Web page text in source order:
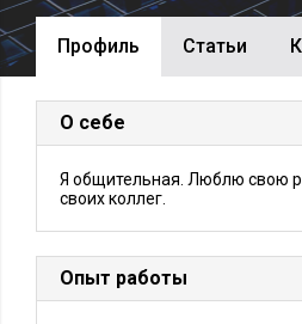
Профиль Cтатьи
О себе
Я общительная. Люблю свою
своих коллег.
Опыт работы